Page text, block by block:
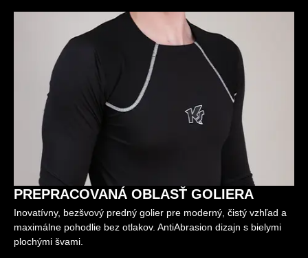
PREPRACOVANÁ OBLASŤ GOLIERA
Inovatívny, bezšvový predný golier pre moderný, čistý vzhľad a
maximálne pohodlie bez otlakov. AntiAbrasion dizajn s bielymi
plochými švami.